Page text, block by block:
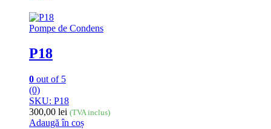
Pompe de Condens
P18
0 out of 5
(0)
SKU: P18
300,00 lei (TVA inclus)
Adaugă în coș